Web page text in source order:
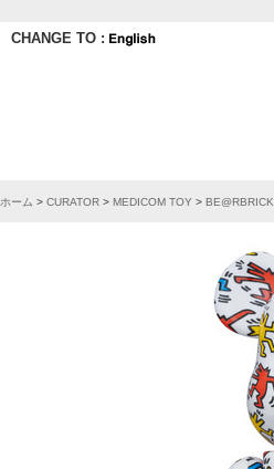
CHANGE TO :
ホーム > CURATOR > MEDICOM TOY > BE@RBRICK